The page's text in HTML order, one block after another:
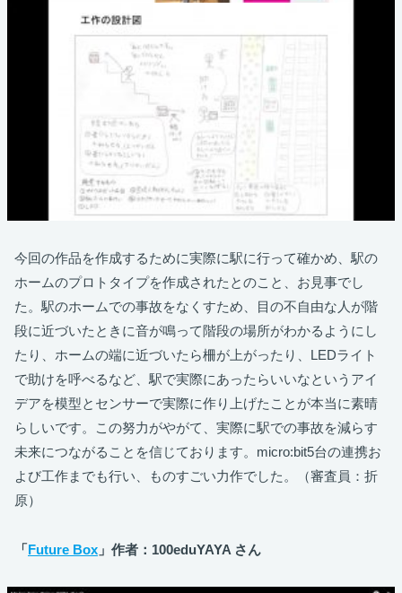
今回の作品を作成するために実際に駅に行って確かめ、駅の
ホームのプロトタイプを作成されたとのこと、お見事でし
た。駅のホームでの事故をなくすため、目の不自由な人が階
段に近づいたときに音が鳴って階段の場所がわかるようにし
たり、ホームの端に近づいたら柵が上がったり、LEDライト
で助けを呼べるなど、駅で実際にあったらいいなというアイ
デアを模型とセンサーで実際に作り上げたことが本当に素晴
らしいです。この努力がやがて、実際に駅での事故を減らす
未来につながることを信じております。micro:bit5台の連携お
よび工作までも行い、ものすごい力作でした。（審査員：折
原）
「Future Box 」作者：100eduYAYA さん